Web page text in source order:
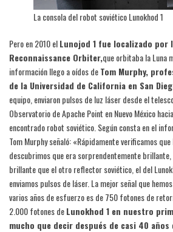
La consola del robot soviético Lunokhod 1
Pero en 2010 elLunojod 1 fue localizado por
Reconnaissance Orbiter,que orbitaba la Luna
información llego a oídos deTom Murphy,
de la Universidad de California en San
equipo, enviaron pulsos de luz láser desde el
Observatorio de Apache Point en Nuevo México
encontrado robot soviético. Según consta en el
Tom Murphy señaló: «Rápidamente verificamos
descubrimos que era sorprendentemente brillante,
brillante que el otro reflector soviético, el del
enviamos pulsos de láser. La mejor señal que
varios años de esfuerzo es de 750 fotones de
2.000 fotones deLunokhod 1 en nuestro
mucho que decir después de casi 40